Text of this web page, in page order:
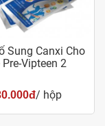
Sung Canxi Cho
Pre-Vipteen 2
/ hộp